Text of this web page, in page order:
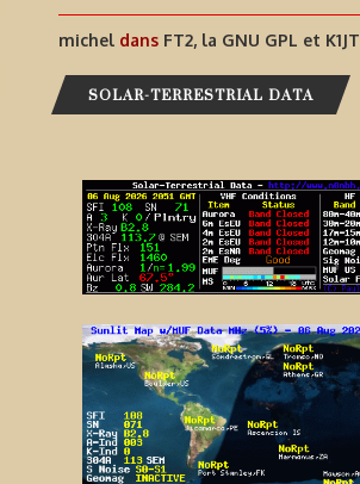
michel dans FT2, la GNU GPL et K1JT
SOLAR-TERRESTRIAL DATA